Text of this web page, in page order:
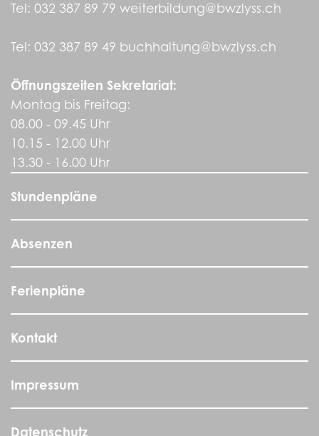
Tel: 032 387 89 79 weiterbildung@bwzlyss.ch
Tel: 032 387 89 49 buchhaltung@bwzlyss.ch
Öffnungszeiten Sekretariat:
Montag bis Freitag:
08.00 - 09.45 Uhr
10.15 - 12.00 Uhr
13.30 - 16.00 Uhr
Stundenpläne
Absenzen
Ferienpläne
Kontakt
Impressum
Datenschutz